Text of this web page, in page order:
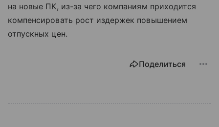
на новые ПК, из-за чего компаниям приходится
компенсировать рост издержек повышением
отпускных цен.
Поделиться